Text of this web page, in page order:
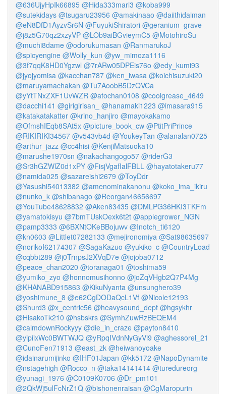
@636UjyHpIk66895 @Hida333mari3 @koba999
@sutekidays @tsugaru23956 @amakinaao @daiithidaiman
@eN8DfD1AyzvSr6N @FuyukiShiratori @geranium_grave
@j8z5G70qz2xzyVP @LOb9aiBGvieymC5 @MotohiroSu
@muchi8dame @odorukumasan @RanmarukoJ
@spicyengine @Wolly_kun @yw_mimoza1116
@3f7qqK8HD0Ygzwl @7rARw05DPEis76o @edy_kumi93
@jyojyomisa @kacchan787 @ken_iwasa @koichisuzuki20
@maruyamachakan @Tu7AoobB5DzQVCa
@yYtTNxZXF1UvWZR @atochan0108 @coolgrease_4649
@dacchi141 @girigirisan_ @hanamaki1223 @imasara915
@katakatakatter @krino_hanjiro @mayokakamo
@OfmshIEqb8SAt5x @picture_book_cw @PtitPriPrince
@RIKIRIKI34567 @v543vb4d @YoukeyTan @alanalan0725
@arthur_jazz @cc4hisi @KenjiMatsuoka10
@marushe1970sn @nakachangogo57 @riderG3
@Sr3hGZWlZ0d1xPY @FisjVgafIalFBLL @hayatotakeru77
@namida025 @sazareishi2679 @ToyDdr
@Yasushi54013382 @amenominakanonu @koko_ima_ikiru
@nunko_k @shibanago @Reorgan46656697
@YouTube48628832 @Aken83435 @DMLPG36HKI3TKFm
@yamatokisyu @7bmTUskOexk6t2t @applegrower_NGN
@pamp3333 @6BXNtOKeBBojuwv @Inotch_ti6120
@kn0603 @Littlet07282133 @mejironomiya @Sat98635697
@norikoI62174307 @SagaKazuo @yukiko_c @CountryLoad
@cqbbt289 @j0TrnpsJ2XVqD7e @jojoba0712
@peace_chan2020 @toranaga01 @toshima59
@yumiko_zyo @honnomusihonno @joZqVHgb2Q7P4Mg
@KHANABD915863 @KikuNyanta @unsunghero39
@yoshimune_8 @e62CgDODaQcL1Vf @Nicole12193
@Shurd3 @x_centric56 @heavysound_dept @hgsykhr
@HisakoTk210 @hsbskrs @SymhZuwRzBEQEM4
@calmdownRockyyy @die_in_craze @payton8410
@yipiixWc0BWTWJQ @yRpqIVdnNyGyVi9 @aghessorel_21
@CunoFen71913 @east_zk @heiwanoyoake
@idainarumijinko @IHF01Japan @kk5172 @NapoDynamite
@nstagehigh @Rocco_n @taka14141414 @turedureorg
@yunagi_1976 @C0109K0706 @Dr_pm101
@2QkWj5ulFcNrZ1Q @bishonenraisan @CgMaropurin